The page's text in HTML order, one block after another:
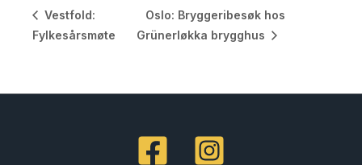
Vestfold:
Fylkesårsmøte
Oslo: Bryggeribesøk hos
Grünerløkka brygghus